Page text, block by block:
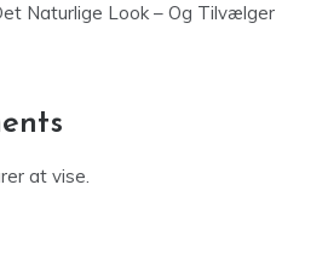
Naturlige Look – Og Tilvælger
at vise.